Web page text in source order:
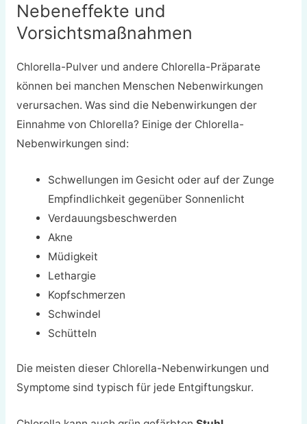
Nebeneffekte und
Vorsichtsmaßnahmen
Chlorella-Pulver und andere Chlorella-Präparate
können bei manchen Menschen Nebenwirkungen
verursachen. Was sind die Nebenwirkungen der
Einnahme von Chlorella? Einige der Chlorella-
Nebenwirkungen sind:
Schwellungen im Gesicht oder auf der Zunge
Empfindlichkeit gegenüber Sonnenlicht
Verdauungsbeschwerden
Akne
Müdigkeit
Lethargie
Kopfschmerzen
Schwindel
Schütteln
Die meisten dieser Chlorella-Nebenwirkungen und
Symptome sind typisch für jede Entgiftungskur.